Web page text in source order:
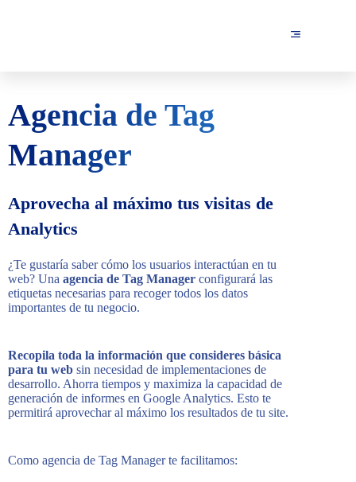
Agencia de Tag
Manager
Aprovecha al máximo tus visitas de
Analytics
¿Te gustaría saber cómo los usuarios interactúan en tu
web? Una agencia de Tag Manager configurará las
etiquetas necesarias para recoger todos los datos
importantes de tu negocio.
Recopila toda la información que consideres básica
para tu web sin necesidad de implementaciones de
desarrollo. Ahorra tiempos y maximiza la capacidad de
generación de informes en Google Analytics. Esto te
permitirá aprovechar al máximo los resultados de tu site.
Como agencia de Tag Manager te facilitamos: